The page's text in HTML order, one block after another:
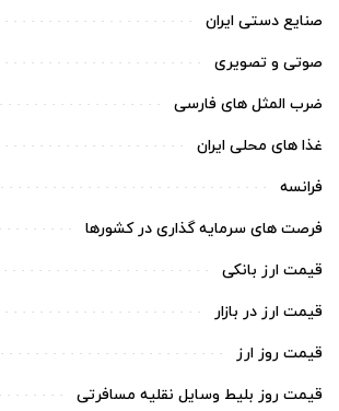
صنایع دستی ایران
صوتی و تصویری
ضرب المثل های فارسی
غذا های محلی ایران
فرانسه
فرصت های سرمایه گذاری در کشورها
قیمت ارز بانکی
قیمت ارز در بازار
قیمت روز ارز
قیمت روز بلیط وسایل نقلیه مسافرتی